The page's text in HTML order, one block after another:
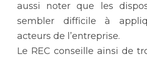
aussi noter que les
sembler difficile à
acteurs de l’entreprise.
Le REC conseille ainsi de